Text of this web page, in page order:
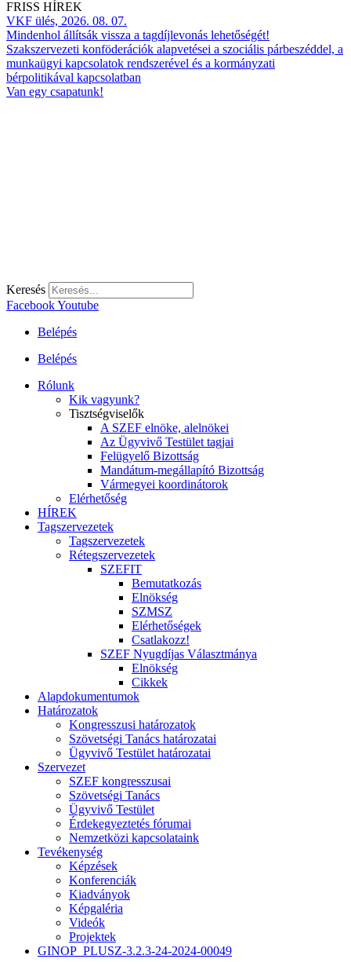
FRISS HÍREK
VKF ülés, 2026. 08. 07.
Mindenhol állítsák vissza a tagdíjlevonás lehetőségét!
Szakszervezeti konföderációk alapvetései a szociális párbeszéddel, a
munkaügyi kapcsolatok rendszerével és a kormányzati
bérpolitikával kapcsolatban
Van egy csapatunk!
Keresés
FacebookYoutube
Belépés
Belépés
Rólunk
Kik vagyunk?
Tisztségviselők
A SZEF elnöke, alelnökei
Az Ügyvivő Testület tagjai
Felügyelő Bizottság
Mandátum-megállapító Bizottság
Vármegyei koordinátorok
Elérhetőség
HÍREK
Tagszervezetek
Tagszervezetek
Rétegszervezetek
SZEFIT
Bemutatkozás
Elnökség
SZMSZ
Elérhetőségek
Csatlakozz!
SZEF Nyugdíjas Választmánya
Elnökség
Cikkek
Alapdokumentumok
Határozatok
Kongresszusi határozatok
Szövetségi Tanács határozatai
Ügyvivő Testület határozatai
Szervezet
SZEF kongresszusai
Szövetségi Tanács
Ügyvivő Testület
Érdekegyeztetés fórumai
Nemzetközi kapcsolataink
Tevékenység
Képzések
Konferenciák
Kiadványok
Képgaléria
Videók
Projektek
GINOP_PLUSZ-3.2.3-24-2024-00049